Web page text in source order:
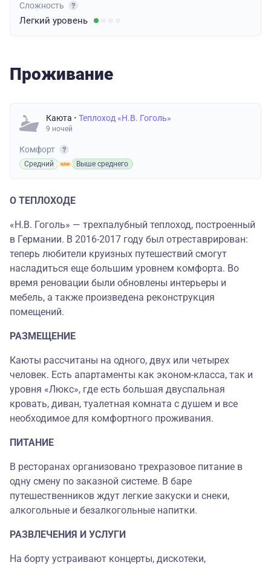
Сложность
Легкий уровень
Проживание
Каюта • Теплоход «Н.В. Гоголь»
9 ночей
Комфорт
Средний Выше среднего
О ТЕПЛОХОДЕ
«Н.В. Гоголь» — трехпалубный теплоход, построенный
в Германии. В 2016-2017 году был отреставрирован:
теперь любители круизных путешествий смогут
насладиться еще большим уровнем комфорта. Во
время реновации были обновлены интерьеры и
мебель, а также произведена реконструкция
помещений.
РАЗМЕЩЕНИЕ
Каюты рассчитаны на одного, двух или четырех
человек. Есть апартаменты как эконом-класса, так и
уровня «Люкс», где есть большая двуспальная
кровать, диван, туалетная комната с душем и все
необходимое для комфортного проживания.
ПИТАНИЕ
В ресторанах организовано трехразовое питание в
одну смену по заказной системе. В баре
путешественников ждут легкие закуски и снеки,
алкогольные и безалкогольные напитки.
РАЗВЛЕЧЕНИЯ И УСЛУГИ
На борту устраивают концерты, дискотеки,